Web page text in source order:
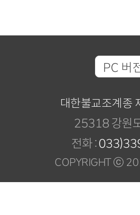
PC 버
대한불교조계종
25318 강원
전화 :
COPYRIGHT ⓒ